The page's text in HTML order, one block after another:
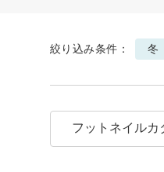
絞り込み条件： 冬
フットネイルカ